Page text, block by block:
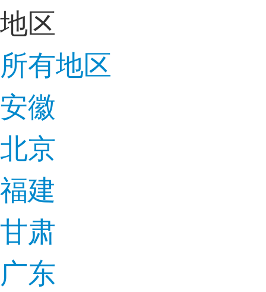
地区
所有地区
安徽
北京
福建
甘肃
广东